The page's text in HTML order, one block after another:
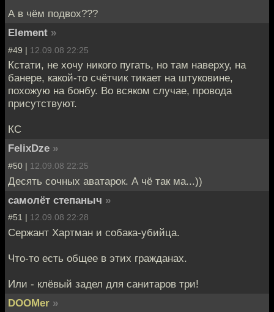
А в чём подвох???
Element »
#49 | 12.09.08 22:25
Кстати, не хочу никого пугать, но там наверху, на
банере, какой-то счётчик тикает на штуковине,
похожую на бонбу. Во всяком случае, провода
присутствуют.
КС
FelixDze »
#50 | 12.09.08 22:25
Десять сочных аватарок. А чё так ма...))
самолёт степаныч »
#51 | 12.09.08 22:28
Сержант Хартман и собака-убийца.
Что-то есть общее в этих гражданах.
Или - клёвый задел для санитаров три!
DOOMer »